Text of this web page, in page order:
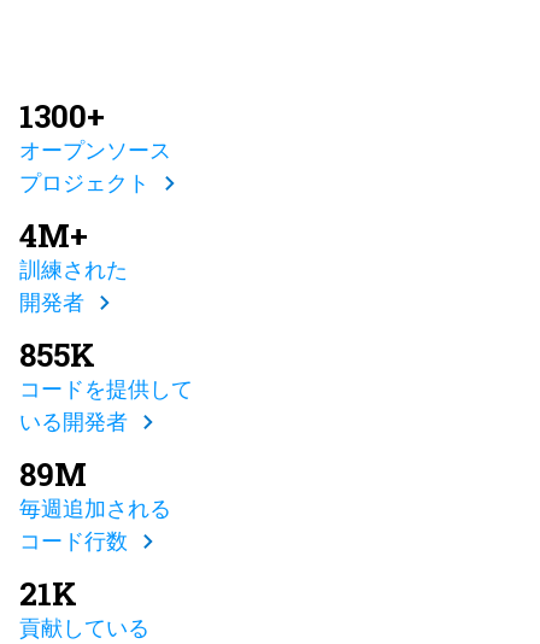
1300+
オープンソース
プロジェクト
4M+
訓練された
開発者
855K
コードを提供して
いる開発者
89M
毎週追加される
コード行数
21K
貢献している